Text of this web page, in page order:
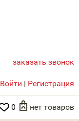
заказать звонок
Войти | Регистрация
0 нет товаров